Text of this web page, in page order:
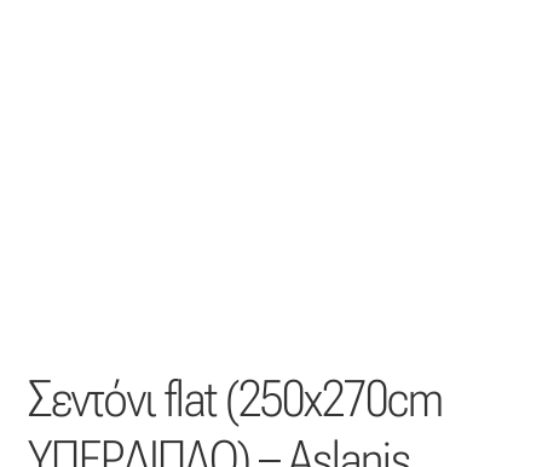
Λογαριασμός
Σεντόνι flat (250x270cm